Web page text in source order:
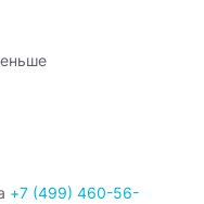
+7 (499) 460-56-